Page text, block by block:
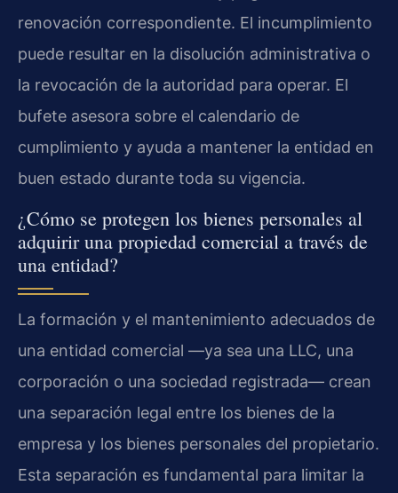
renovación correspondiente. El incumplimiento
puede resultar en la disolución administrativa o
la revocación de la autoridad para operar. El
bufete asesora sobre el calendario de
cumplimiento y ayuda a mantener la entidad en
buen estado durante toda su vigencia.
¿Cómo se protegen los bienes personales al
adquirir una propiedad comercial a través de
una entidad?
La formación y el mantenimiento adecuados de
una entidad comercial —ya sea una LLC, una
corporación o una sociedad registrada— crean
una separación legal entre los bienes de la
empresa y los bienes personales del propietario.
Esta separación es fundamental para limitar la